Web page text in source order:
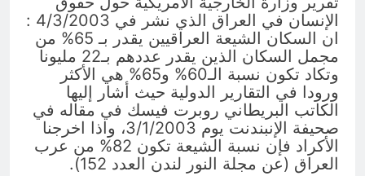
الإنسان في العراق الذي نشر في 4/3/2003 :
ان السكان الشيعة العراقيين يقدر بـ 65% من
مجمل السكان الذين يقدر عددهم بـ22 مليونا
وتكاد تكون نسبة الـ60% و65% هي الأكثر
ورودا في التقارير الدولية حيث أشار إليها
الكاتب البريطاني روبرت فيسك في مقاله في
صحيفة الإنبندنت يوم 3/1/2003، واذا اخرجنا
الأكراد فإن نسبة الشيعة تكون 82% من عرب
العراق (عن مجلة النور لندن العدد 152).